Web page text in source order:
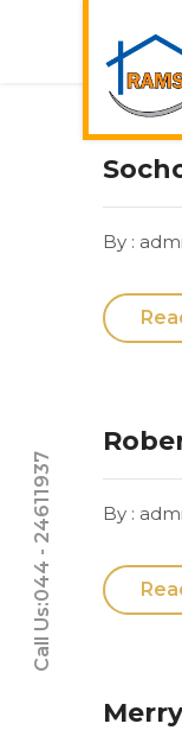
Call Us:044 - 24611937
By :
By :